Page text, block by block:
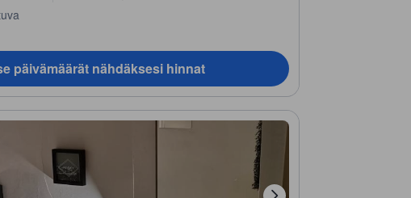
päivämäärät nähdäksesi hinnat